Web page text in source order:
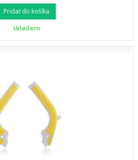
Pridať do košíka
skladem